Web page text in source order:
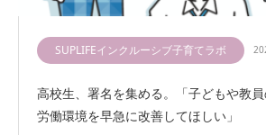
SUPLIFEインクルーシブ子育てラボ
高校生、署名を集める。「子どもや教
労働環境を早急に改善してほしい」